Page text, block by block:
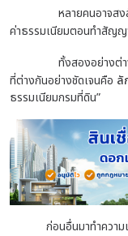
หลายคนอาจส
ค่าธรรมเนียมตอนทำสัญญ
ทั้งสองอย่างต่า
ที่ต่างกันอย่างชัดเจนคือ ลั
ธรรมเนียมกรมที่ดิน”
ก่อนอื่นมาทำความ